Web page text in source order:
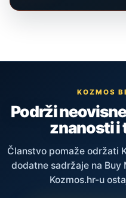
KOZMOS
Podrži
znanosti i
Članstvo pomaže održati
dodatne sadržaje na Buy
Kozmos.hr-u